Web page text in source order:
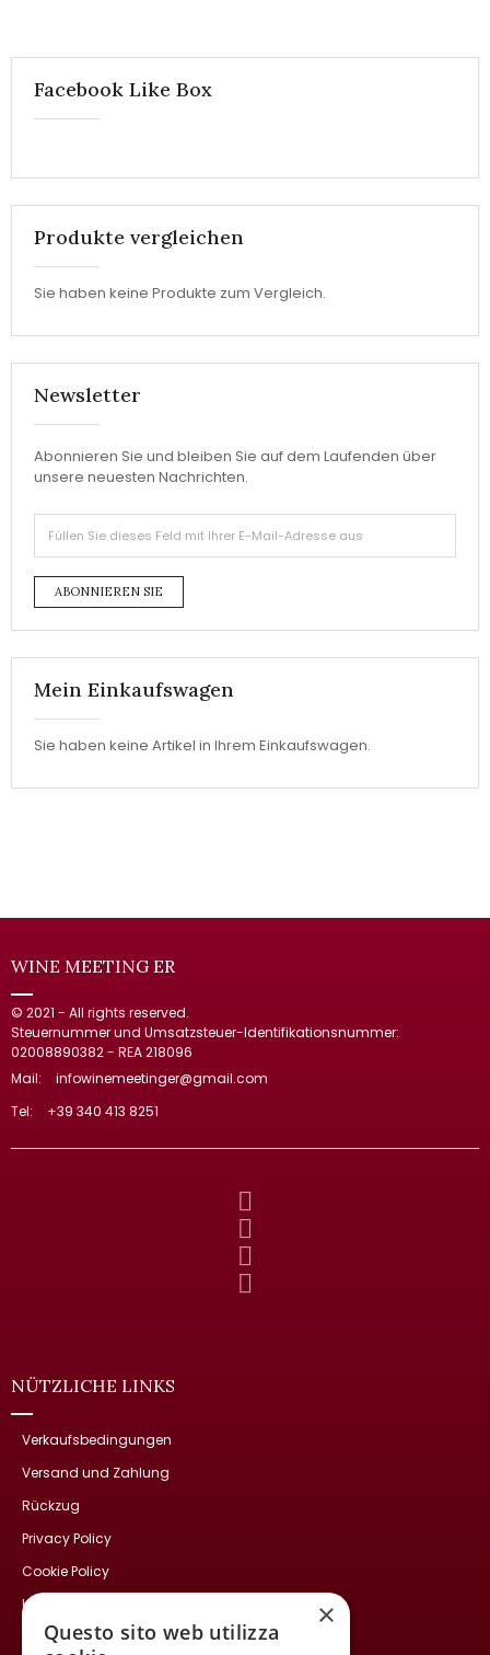
Facebook Like Box
Produkte vergleichen
Sie haben keine Produkte zum Vergleich.
Newsletter
Abonnieren Sie und bleiben Sie auf dem Laufenden über
unsere neuesten Nachrichten.
ABONNIEREN SIE
Mein Einkaufswagen
Sie haben keine Artikel in Ihrem Einkaufswagen.
WINE MEETING ER
© 2021 - All rights reserved.
Steuernummer und Umsatzsteuer-Identifikationsnummer:
02008890382 - REA 218096
Mail:
infowinemeetinger@gmail.com
Tel:
+39 340 413 8251
NÜTZLICHE LINKS
Verkaufsbedingungen
Versand und Zahlung
Rückzug
Privacy Policy
Cookie Policy
Kontakte
×
Questo sito web utilizza